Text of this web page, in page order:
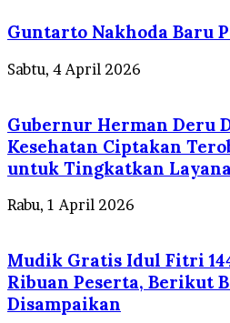
Guntarto Nakhoda Baru
Sabtu, 4 April 2026
Gubernur Herman Deru
Kesehatan Ciptakan
untuk Tingkatkan
Rabu, 1 April 2026
Mudik Gratis Idul Fitri
Ribuan Peserta, Berikut
Disampaikan